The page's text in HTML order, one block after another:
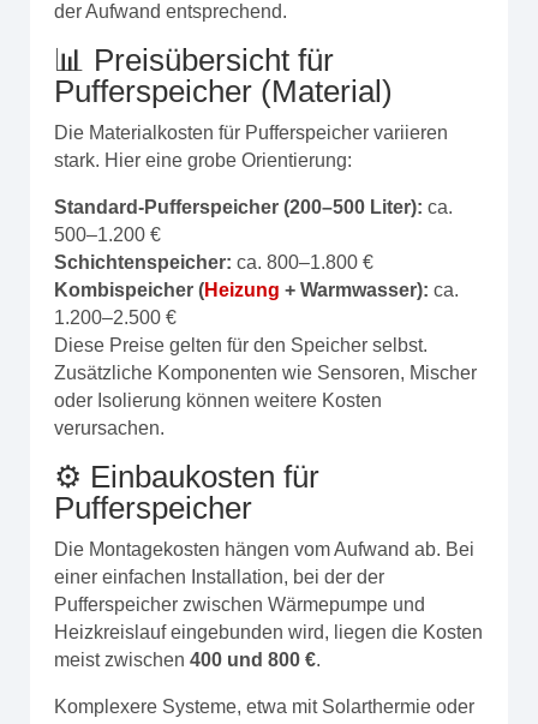
der Aufwand entsprechend.
📊 Preisübersicht für
Pufferspeicher (Material)
Die Materialkosten für Pufferspeicher variieren
stark. Hier eine grobe Orientierung:
Standard-Pufferspeicher (200–500 Liter): ca.
500–1.200 €
Schichtenspeicher: ca. 800–1.800 €
Kombispeicher (Heizung + Warmwasser): ca.
1.200–2.500 €
Diese Preise gelten für den Speicher selbst.
Zusätzliche Komponenten wie Sensoren, Mischer
oder Isolierung können weitere Kosten
verursachen.
⚙️ Einbaukosten für
Pufferspeicher
Die Montagekosten hängen vom Aufwand ab. Bei
einer einfachen Installation, bei der der
Pufferspeicher zwischen Wärmepumpe und
Heizkreislauf eingebunden wird, liegen die Kosten
meist zwischen 400 und 800 €.
Komplexere Systeme, etwa mit Solarthermie oder